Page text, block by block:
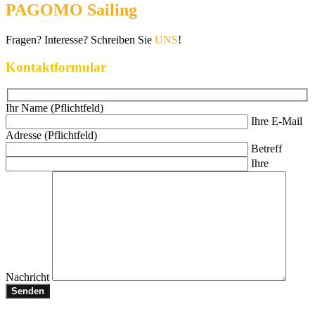
PAGOMO Sailing
Fragen? Interesse? Schreiben Sie UNS!
Kontaktformular
Ihr Name (Pflichtfeld)
Ihre E-Mail
Adresse (Pflichtfeld)
Betreff
Ihre
Nachricht